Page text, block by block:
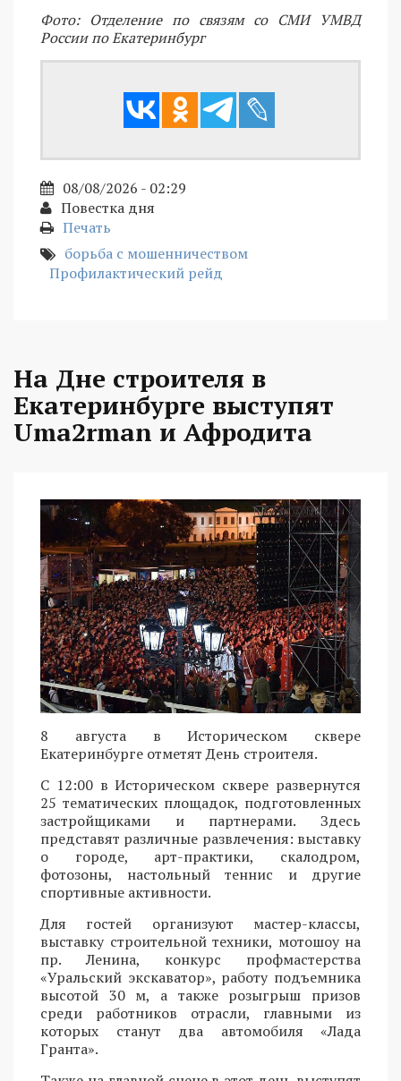
Фото: Отделение по связям со СМИ УМВД
России по Екатеринбург
08/08/2026 - 02:29
Повестка дня
Печать
борьба с мошенничеством
Профилактический рейд
На Дне строителя в
Екатеринбурге выступят
Uma2rman и Афродита
8 августа в Историческом сквере
Екатеринбурге отметят День строителя.
С 12:00 в Историческом сквере развернутся
25 тематических площадок, подготовленных
застройщиками и партнерами. Здесь
представят различные развлечения: выставку
о городе, арт-практики, скалодром,
фотозоны, настольный теннис и другие
спортивные активности.
Для гостей организуют мастер-классы,
выставку строительной техники, мотошоу на
пр. Ленина, конкурс профмастерства
«Уральский экскаватор», работу подъемника
высотой 30 м, а также розыгрыш призов
среди работников отрасли, главными из
которых станут два автомобиля «Лада
Гранта».